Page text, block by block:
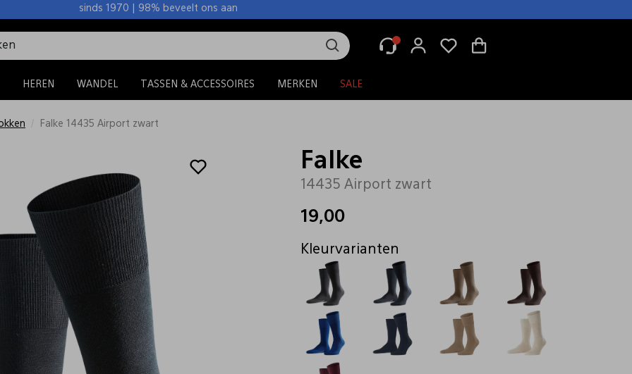
sinds 1970 | 98% beveelt ons aan
HEREN WANDEL TASSEN & ACCESSOIRES MERKEN SALE
Falke 14435 Airport zwart
Falke
14435 Airport zwart
19,00
Kleurvarianten